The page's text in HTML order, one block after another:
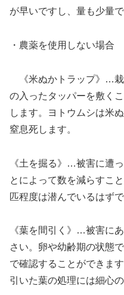
が早いですし、量も少量
・農薬を使用しない場合
《米ぬかトラップ》…栽
の入ったタッパーを敷く
します。ヨトウムシは米
窒息死します。
《土を掘る》…被害に遭
とによって数を減らすこ
匹程度は潜んでいるはずで
《葉を間引く》…被害に
さい。卵や幼齢期の状態
で確認することができま
引いた葉の処理には細心